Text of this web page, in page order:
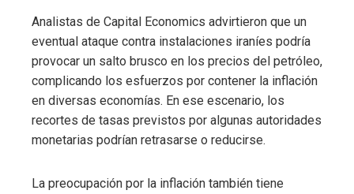
Analistas de Capital Economics advirtieron que un
eventual ataque contra instalaciones iraníes podría
provocar un salto brusco en los precios del petróleo,
complicando los esfuerzos por contener la inflación
en diversas economías. En ese escenario, los
recortes de tasas previstos por algunas autoridades
monetarias podrían retrasarse o reducirse.
La preocupación por la inflación también tiene